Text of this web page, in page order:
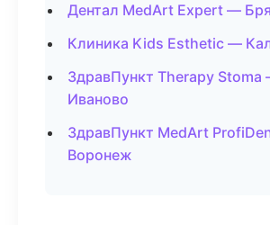
Дентал MedArt Expert —
Клиника Kids Esthetic —
ЗдравПункт Therapy Stoma
Иваново
ЗдравПункт MedArt
Воронеж